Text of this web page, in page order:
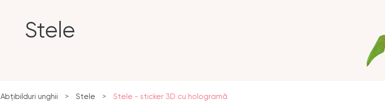
Stele
Abțibilduri unghii > Stele > Stele - sticker 3D cu hologramă